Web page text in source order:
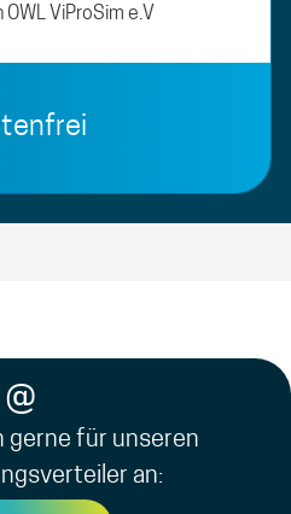
ViProSim e.V
@
gerne für unseren
an: